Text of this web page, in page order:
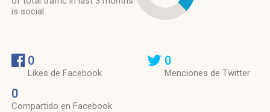
is social
0
Likes de Facebook
0
Compartido en Facebook
0
Menciones de Twitter